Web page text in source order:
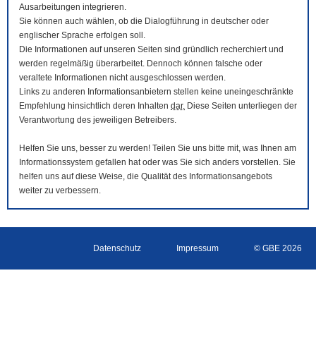
Ausarbeitungen integrieren.
Sie können auch wählen, ob die Dialogführung in deutscher oder
englischer Sprache erfolgen soll.
Die Informationen auf unseren Seiten sind gründlich recherchiert und
werden regelmäßig überarbeitet. Dennoch können falsche oder
veraltete Informationen nicht ausgeschlossen werden.
Links zu anderen Informationsanbietern stellen keine uneingeschränkte
Empfehlung hinsichtlich deren Inhalten dar. Diese Seiten unterliegen der
Verantwortung des jeweiligen Betreibers.
Helfen Sie uns, besser zu werden! Teilen Sie uns bitte mit, was Ihnen am
Informationssystem gefallen hat oder was Sie sich anders vorstellen. Sie
helfen uns auf diese Weise, die Qualität des Informationsangebots
weiter zu verbessern.
Datenschutz Impressum © GBE 2026